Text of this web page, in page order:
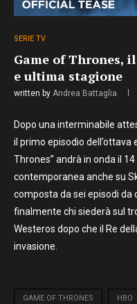
SERIE TV
Game of Thrones,
e ultima stagione
written by Andrea Battaglia
Dopo una interminabile
il primo episodio dell’ottava
Thrones” andrà in onda il
contemporanea anche su
composta da sei episodi da
finalmente chi siederà sul
Westeros dopo che il Re
invasione.
GAME OF THRONES HBO